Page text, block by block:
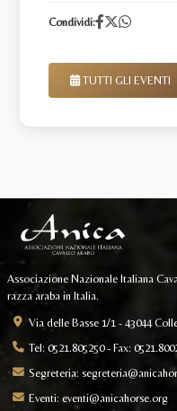
Condividi:
TUTTI GLI EVENTI
Associazione Nazionale Italiana
razza araba in Italia.
Via delle Basse 1/1 - 43044
Tel: 0521.805250 - Fax:
Segreteria:
Eventi: eventi@anicahorse.org